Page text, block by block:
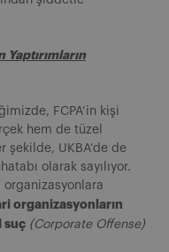
FCPA’in kişi
hem de tüzel
şekilde, UKBA’de de
olarak sayılıyor.
organizasyonlara
organizasyonların
suç (Corporate Offense)